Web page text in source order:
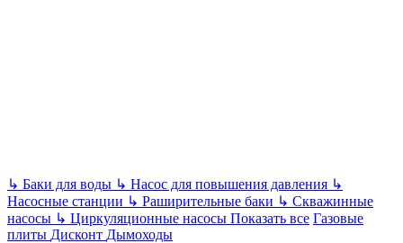
↳ Баки для воды ↳ Насос для повышения давления ↳
Насосные станции ↳ Раширительные баки ↳ Скважинные
насосы ↳ Циркуляционные насосы Показать все Газовые
плиты Дисконт Дымоходы